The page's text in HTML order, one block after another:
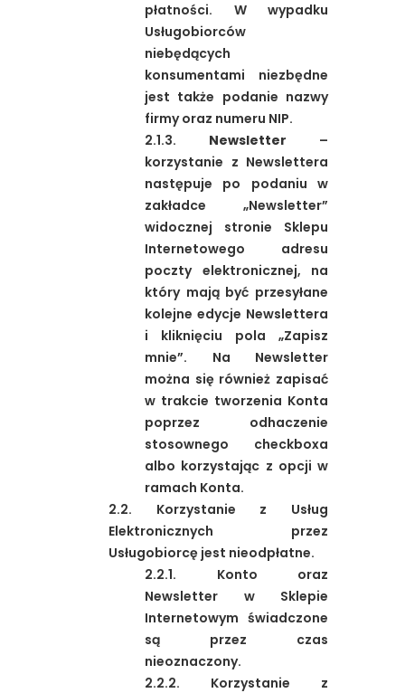
płatności. W wypadku
Usługobiorców
niebędących
konsumentami niezbędne
jest także podanie nazwy
firmy oraz numeru NIP.
2.1.3. Newsletter –
korzystanie z Newslettera
następuje po podaniu w
zakładce „Newsletter”
widocznej stronie Sklepu
Internetowego adresu
poczty elektronicznej, na
który mają być przesyłane
kolejne edycje Newslettera
i kliknięciu pola „Zapisz
mnie”. Na Newsletter
można się również zapisać
w trakcie tworzenia Konta
poprzez odhaczenie
stosownego checkboxa
albo korzystając z opcji w
ramach Konta.
2.2. Korzystanie z Usług
Elektronicznych przez
Usługobiorcę jest nieodpłatne.
2.2.1. Konto oraz
Newsletter w Sklepie
Internetowym świadczone
są przez czas
nieoznaczony.
2.2.2. Korzystanie z